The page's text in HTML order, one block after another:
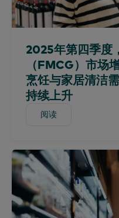
多米尼加共和国
厄瓜多尔
埃及
埃塞俄比亚
法国
加纳
全球
印度尼西亚
爱尔兰
肯尼亚
韩国
已加入工会
科技与娱乐
使用样组
2025年第四季度
（FMCG）市场
烹饪与家居清洁
持续上升
阅读